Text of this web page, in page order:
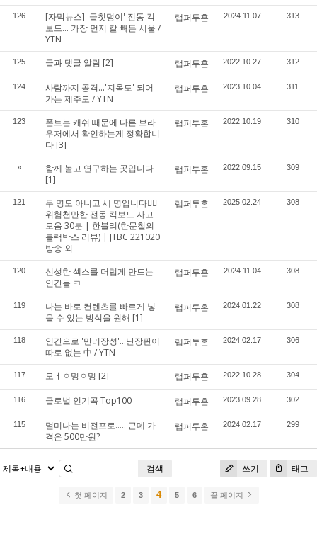
126
[자막뉴스] '골칫덩이' 전동 킥
보드... 가장 먼저 칼 빼든 서울 /
YTN
랩퍼투혼 2024.11.07 313
125 글과 댓글 알림 [2] 랩퍼투혼 2022.10.27 312
124
사람까지 공격...'지옥도' 되어
가는 제주도 / YTN
랩퍼투혼 2023.10.04 311
123
폰트는 캐쉬 때문에 다른 브라
우저에서 확인하는게 정확합니
다 [3]
랩퍼투혼 2022.10.19 310
»
함께 놀고 연구하는 곳입니다
[1]
랩퍼투혼 2022.09.15 309
121
두 명도 아니고 세 명입니다🤦‍♂️
위험천만한 전동 킥보드 사고
모음 30분 | 한블리(한문철의
블랙박스 리뷰) | JTBC 221020
방송 외
랩퍼투혼 2025.02.24 308
120
신성한 섹스를 더럽게 만드는
인간들 ㅋ
랩퍼투혼 2024.11.04 308
119
나는 바로 컨텐츠를 빠르게 넣
을 수 있는 방식을 원해 [1]
랩퍼투혼 2024.01.22 308
118
인간으로 '만리장성'...난장판이
따로 없는 中 / YTN
랩퍼투혼 2024.02.17 306
117 모ㅓㅇ멍ㅇ멍 [2] 랩퍼투혼 2022.10.28 304
116 글로벌 인기곡 Top100 랩퍼투혼 2023.09.28 302
115
멀미나는 비전프로..... 근데 가
격은 500만원?
랩퍼투혼 2024.02.17 299
쓰기 태그
검색
첫 페이지 2 3 4 5 6 끝 페이지